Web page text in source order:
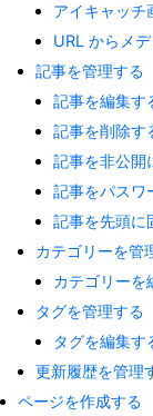
アイキャッチ
URL からメ
記事を管理する
記事を編集す
記事を削除す
記事を非公開
記事をパスワ
記事を先頭に
カテゴリーを管
カテゴリーを
タグを管理する
タグを編集す
更新履歴を管理
ページを作成する